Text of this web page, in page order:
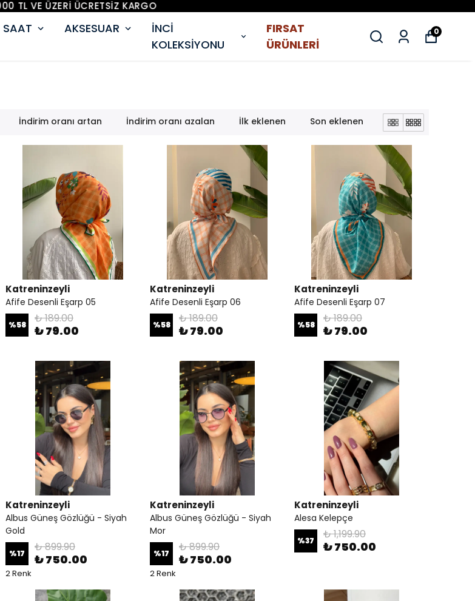
TL VE ÜZERİ ÜCRETSİZ KARGO
SAAT AKSESUAR
İNCİ
KOLEKSİYONU
FIRSAT
ÜRÜNLERİ
0
İndirim oranı artan İndirim oranı azalan İlk eklenen Son eklenen
Katreninzeyli
Afife Desenli Eşarp 05
%58 ₺ 189.00
₺ 79.00
Katreninzeyli
Afife Desenli Eşarp 06
%58 ₺ 189.00
₺ 79.00
Katreninzeyli
Afife Desenli Eşarp 07
%58 ₺ 189.00
₺ 79.00
Katreninzeyli
Albus Güneş Gözlüğü - Siyah
Gold
%17 ₺ 899.90
₺ 750.00
2 Renk
Katreninzeyli
Albus Güneş Gözlüğü - Siyah
Mor
%17 ₺ 899.90
₺ 750.00
2 Renk
Katreninzeyli
Alesa Kelepçe
%37 ₺ 1,199.90
₺ 750.00